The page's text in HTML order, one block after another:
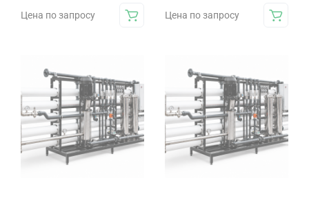
Цена по запросу Цена по запросу